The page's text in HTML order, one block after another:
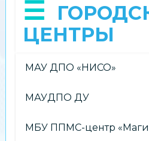
ЦЕНТРЫ
МАУ ДПО «НИСО»
МАУДПО ДУ
МБУ ППМС-центр